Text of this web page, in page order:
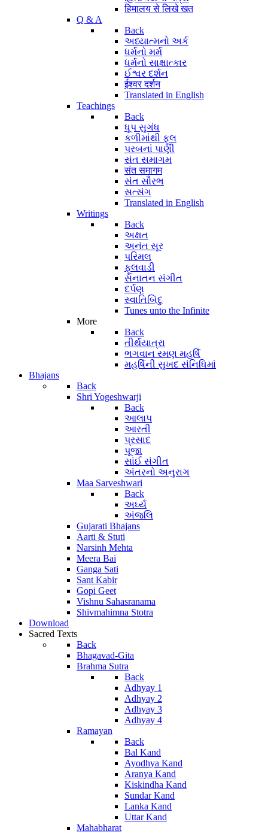
हिमालय से लिखे खत
Q & A
Back
અધ્યાત્મનો અર્ક
ધર્મનો મર્મ
ધર્મનો સાક્ષાત્કાર
ઈશ્વર દર્શન
ईश्वर दर्शन
Translated in English
Teachings
Back
ધૂપ સુગંધ
કળીમાંથી ફૂલ
પરબનાં પાણી
સંત સમાગમ
संत समागम
સંત સૌરભ
સત્સંગ
Translated in English
Writings
Back
અક્ષત
અનંત સૂર
પરિમલ
ફૂલવાડી
સનાતન સંગીત
દર્પણ
સ્વાતિબિંદુ
Tunes unto the Infinite
More
Back
તીર્થયાત્રા
ભગવાન રમણ મહર્ષિ
મહર્ષિની સુખદ સંનિધિમાં
Bhajans
Back
Shri Yogeshwarji
Back
આલાપ
આરતી
પ્રસાદ
પૂજા
સાંઈ સંગીત
અંતરનો અનુરાગ
Maa Sarveshwari
Back
અર્ઘ્ય
અંજલિ
Gujarati Bhajans
Aarti & Stuti
Narsinh Mehta
Meera Bai
Ganga Sati
Sant Kabir
Gopi Geet
Vishnu Sahasranama
Shivmahimna Stotra
Download
Sacred Texts
Back
Bhagavad-Gita
Brahma Sutra
Back
Adhyay 1
Adhyay 2
Adhyay 3
Adhyay 4
Ramayan
Back
Bal Kand
Ayodhya Kand
Aranya Kand
Kiskindha Kand
Sundar Kand
Lanka Kand
Uttar Kand
Mahabharat